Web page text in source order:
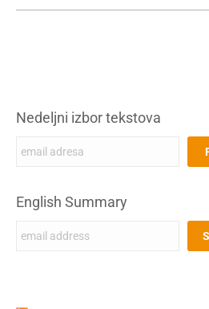
Nedeljni izbor tekstova
English Summary